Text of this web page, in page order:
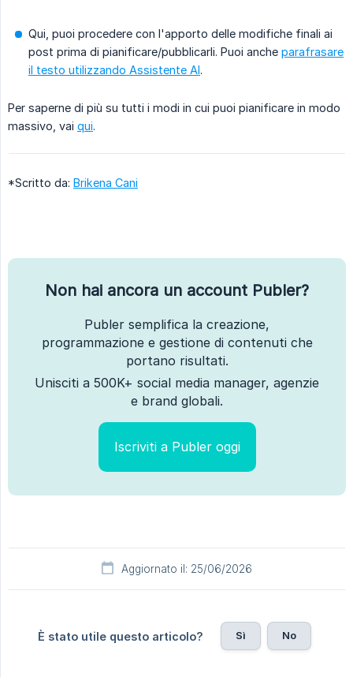
Qui, puoi procedere con l'apporto delle modifiche finali ai
post prima di pianificare/pubblicarli. Puoi anche parafrasare
il testo utilizzando Assistente AI.
Per saperne di più su tutti i modi in cui puoi pianificare in modo
massivo, vai qui.
*Scritto da: Brikena Cani
Non hai ancora un account Publer?
Publer semplifica la creazione,
programmazione e gestione di contenuti che
portano risultati.
Unisciti a 500K+ social media manager, agenzie
e brand globali.
Iscriviti a Publer oggi
Aggiornato il: 25/06/2026
È stato utile questo articolo? Sì No